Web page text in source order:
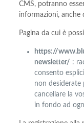
CMS, potranno
informazioni, anche
Pagina da cui è
https://
newsletter/ :
consento
non desiderate
cancellare la
in fondo ad